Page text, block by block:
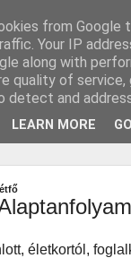
Power of
életkortól,
from Google
Your IP
along with
quality of service,
detect and
LEARN MORE